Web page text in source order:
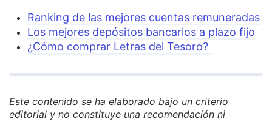
Ranking de las mejores cuentas remuneradas
Los mejores depósitos bancarios a plazo fijo
¿Cómo comprar Letras del Tesoro?
Este contenido se ha elaborado bajo un criterio
editorial y no constituye una recomendación ni